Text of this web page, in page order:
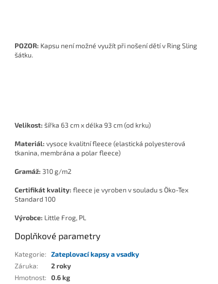
POZOR: Kapsu není možné využít při nošení dětí v Ring Sling
šátku.
Velikost: šířka 63 cm x délka 93 cm (od krku)
Materiál: vysoce kvalitní fleece (elastická polyesterová
tkanina, membrána a polar fleece)
Gramáž: 310 g/m2
Certifikát kvality: fleece je vyroben v souladu s Öko-Tex
Standard 100
Výrobce: Little Frog, PL
Doplňkové parametry
Kategorie: Zateplovací kapsy a vsadky
Záruka:
2 roky
Hmotnost: 0.6 kg